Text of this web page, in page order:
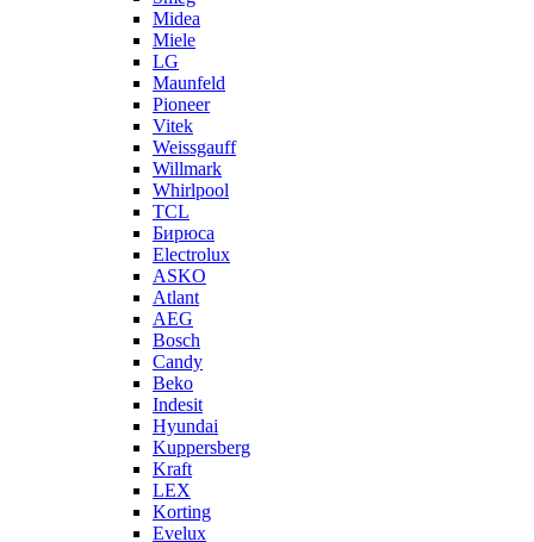
Midea
Miele
LG
Maunfeld
Pioneer
Vitek
Weissgauff
Willmark
Whirlpool
TCL
Бирюса
Electrolux
ASKO
Atlant
AEG
Bosch
Candy
Beko
Indesit
Hyundai
Kuppersberg
Kraft
LEX
Korting
Evelux